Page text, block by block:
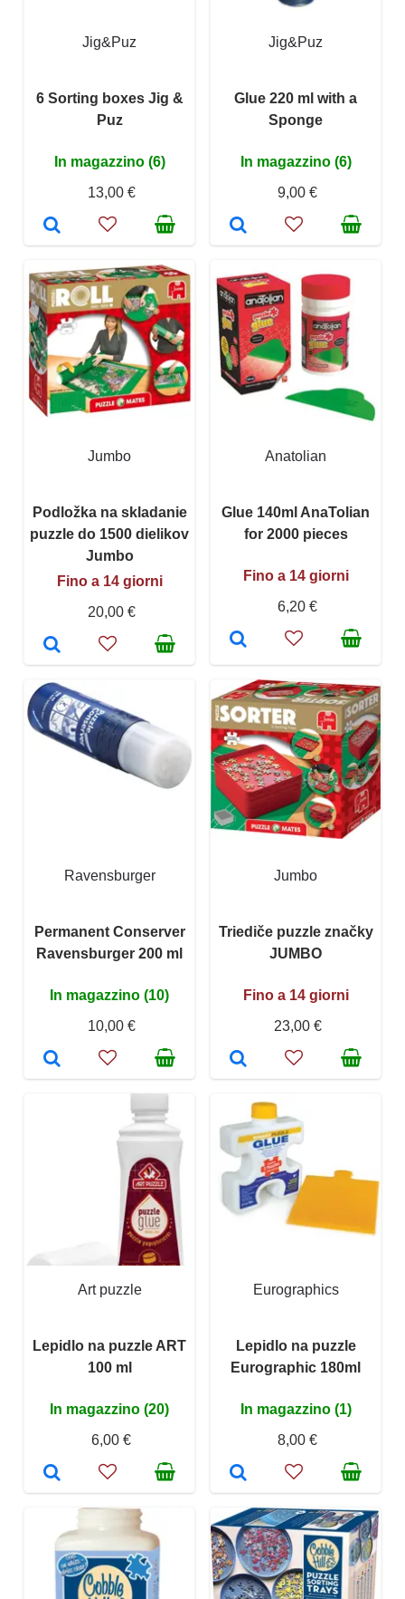
Jig&Puz
6 Sorting boxes Jig &
Puz
In magazzino (6)
13,00 €
Jig&Puz
Glue 220 ml with a
Sponge
In magazzino (6)
9,00 €
Jumbo
Podložka na skladanie
puzzle do 1500 dielikov
Jumbo
Fino a 14 giorni
20,00 €
Anatolian
Glue 140ml AnaTolian
for 2000 pieces
Fino a 14 giorni
6,20 €
Ravensburger
Permanent Conserver
Ravensburger 200 ml
In magazzino (10)
10,00 €
Jumbo
Triediče puzzle značky
JUMBO
Fino a 14 giorni
23,00 €
Art puzzle
Lepidlo na puzzle ART
100 ml
In magazzino (20)
6,00 €
Eurographics
Lepidlo na puzzle
Eurographic 180ml
In magazzino (1)
8,00 €